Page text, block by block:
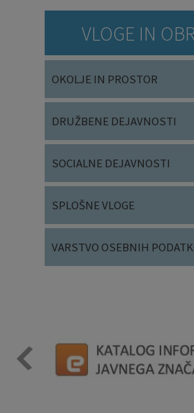
VLOGE IN
OKOLJE IN PROSTOR
DRUŽBENE DEJAVNOSTI
SOCIALNE DEJAVNOSTI
SPLOŠNE VLOGE
VARSTVO OSEBNIH